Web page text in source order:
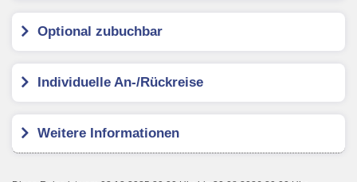
Optional zubuchbar
Individuelle An-/Rückreise
Weitere Informationen